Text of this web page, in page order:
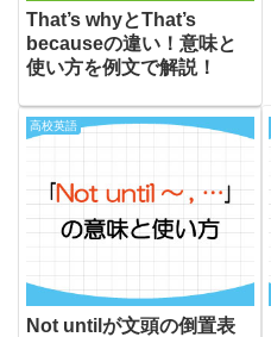
That’s whyとThat’s
becauseの違い！意味と
使い方を例文で解説！
高校英語
Not untilが文頭の倒置表